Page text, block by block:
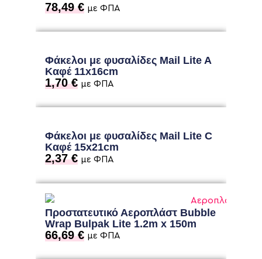
78,49€ με ΦΠΑ
Φάκελοι με φυσαλίδες Mail Lite A
Καφέ 11x16cm
1,70€ με ΦΠΑ
Φάκελοι με φυσαλίδες Mail Lite C
Καφέ 15x21cm
2,37€ με ΦΠΑ
Προστατευτικό Αεροπλάστ Bubble
Wrap Bulpak Lite 1.2m x 150m
66,69€ με ΦΠΑ